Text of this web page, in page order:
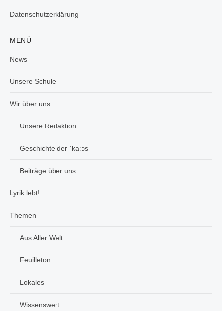
Datenschutzerklärung
MENÜ
News
Unsere Schule
Wir über uns
Unsere Redaktion
Geschichte der ˈkaːɔs
Beiträge über uns
Lyrik lebt!
Themen
Aus Aller Welt
Feuilleton
Lokales
Wissenswert